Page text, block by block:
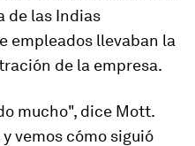
de las Indias
empleados llevaban la
de la empresa.
mucho", dice Mott.
vemos cómo siguió